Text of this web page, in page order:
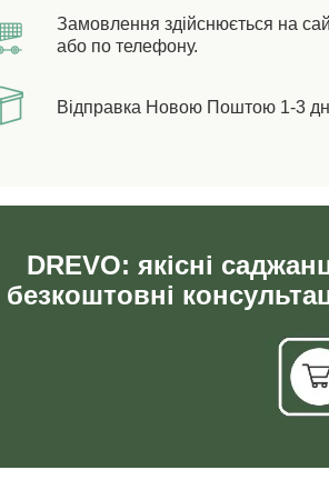
Замовлення здійснюється на
або по телефону.
Відправка Новою Поштою 1-3
DREVO: якісні
безкоштовні